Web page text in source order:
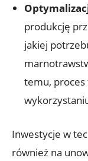
produkcję
jakiej
temu,
Inwestycje w
również na